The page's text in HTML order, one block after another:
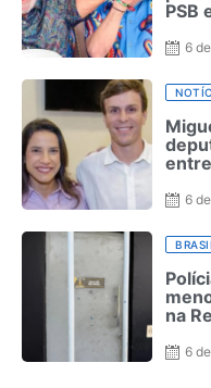
PSB
6
6
BRASIL
na
6